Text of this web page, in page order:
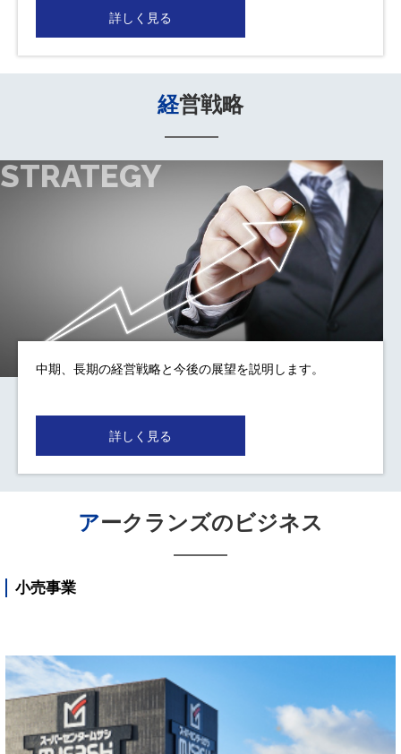
詳しく見る
経営戦略
STRATEGY
中期、長期の経営戦略と今後の展望を説明します。
詳しく見る
アークランズのビジネス
小売事業